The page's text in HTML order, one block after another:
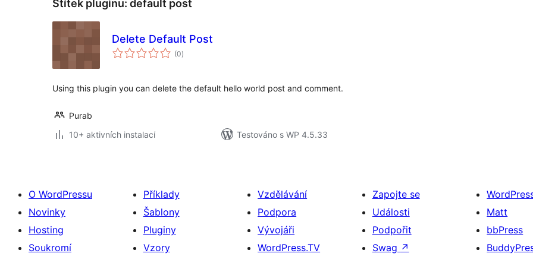
Štítek pluginu: default post
Delete Default Post
(0celkové
hodnocení
)
Using this plugin you can delete the default hello world post and comment.
Purab
10+ aktivních instalací
Testováno s WP 4.5.33
O WordPressu
Novinky
Hosting
Soukromí
Příklady
Šablony
Pluginy
Vzory
Vzdělávání
Podpora
Vývojáři
WordPress.TV
Zapojte se
Události
Podpořit
Swag ↗
Matt
bbPress